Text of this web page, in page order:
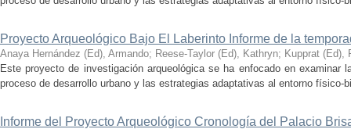
Proyecto Arqueológico Bajo El Laberinto Informe de la
Anaya Hernández (Ed), Armando; Reese-Taylor (Ed), Kathryn; Kupprat (Ed),
Este proyecto de investigación arqueológica se ha enfocado en examinar
proceso de desarrollo urbano y las estrategias adaptativas al entorno físico-
Informe del Proyecto Arqueológico Cronología del Palacio